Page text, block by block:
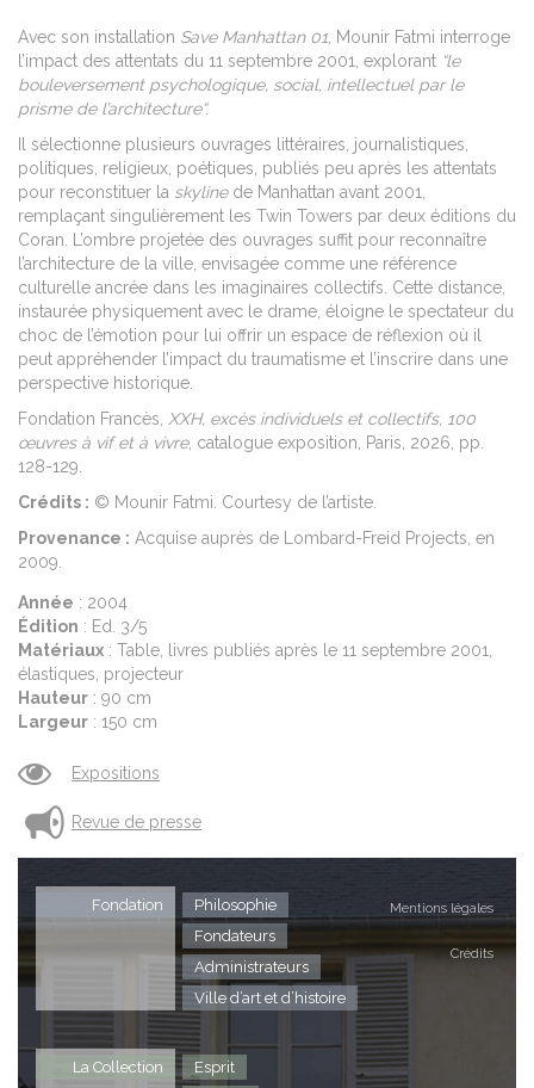
Avec son installation Save Manhattan 01 , Mounir Fatmi interroge
l’impact des attentats du 11 septembre 2001, explorant “le
bouleversement psychologique, social, intellectuel par le
prisme de l’architecture“.
Il sélectionne plusieurs ouvrages littéraires, journalistiques,
politiques, religieux, poétiques, publiés peu après les attentats
pour reconstituer la skylinede Manhattan avant 2001,
remplaçant singulièrement les Twin Towers par deux éditions du
Coran. L’ombre projetée des ouvrages suffit pour reconnaître
l’architecture de la ville, envisagée comme une référence
culturelle ancrée dans les imaginaires collectifs. Cette distance,
instaurée physiquement avec le drame, éloigne le spectateur du
choc de l’émotion pour lui offrir un espace de réflexion où il
peut appréhender l’impact du traumatisme et l’inscrire dans une
perspective historique.
Fondation Francès, XXH, excès individuels et collectifs, 100
œuvres à vif et à vivre, catalogue exposition, Paris, 2026, pp.
128-129.
Crédits : © Mounir Fatmi. Courtesy de l’artiste.
Provenance : Acquise auprès de Lombard-Freid Projects, en
2009.
Année : 2004
Édition : Ed. 3/5
Matériaux : Table, livres publiés après le 11 septembre 2001,
élastiques, projecteur
Hauteur : 90 cm
Largeur : 150 cm
Expositions
Revue de presse
Mentions légales
Crédits
Fondation
Philosophie
Fondateurs
Administrateurs
Ville d’art et d’histoire
La Collection
Esprit